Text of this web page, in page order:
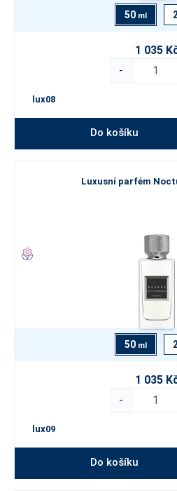
50 ml
1 035
-
lux08
Do košíku
Luxusní parfém
50 ml
1 035
-
lux09
Do košíku